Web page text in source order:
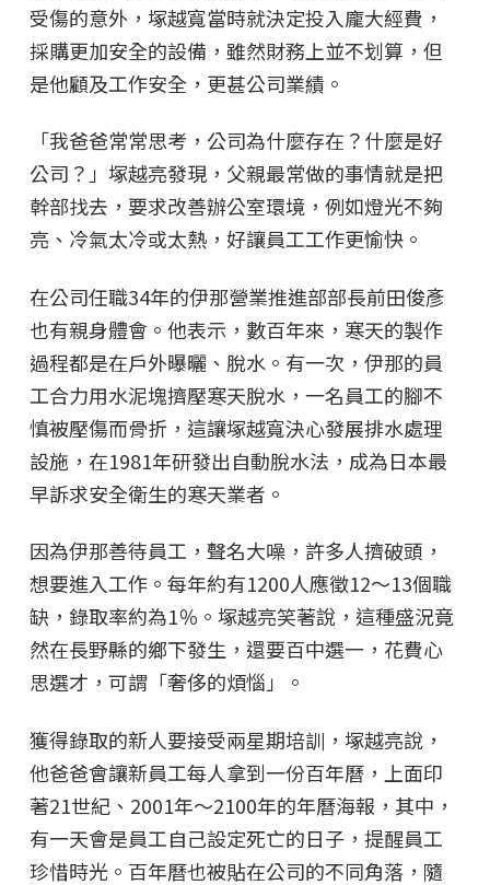
受傷的意外，塚越寬當時就決定投入龐大經費，
採購更加安全的設備，雖然財務上並不划算，但
是他顧及工作安全，更甚公司業績。
「我爸爸常常思考，公司為什麼存在？什麼是好
公司？」塚越亮發現，父親最常做的事情就是把
幹部找去，要求改善辦公室環境，例如燈光不夠
亮、冷氣太冷或太熱，好讓員工工作更愉快。
在公司任職34年的伊那營業推進部部長前田俊彥
也有親身體會。他表示，數百年來，寒天的製作
過程都是在戶外曝曬、脫水。有一次，伊那的員
工合力用水泥塊擠壓寒天脫水，一名員工的腳不
慎被壓傷而骨折，這讓塚越寬決心發展排水處理
設施，在1981年研發出自動脫水法，成為日本最
早訴求安全衛生的寒天業者。
因為伊那善待員工，聲名大噪，許多人擠破頭，
想要進入工作。每年約有1200人應徵12～13個職
缺，錄取率約為1％。塚越亮笑著說，這種盛況竟
然在長野縣的鄉下發生，還要百中選一，花費心
思選才，可謂「奢侈的煩惱」。
獲得錄取的新人要接受兩星期培訓，塚越亮說，
他爸爸會讓新員工每人拿到一份百年曆，上面印
著21世紀、2001年～2100年的年曆海報，其中，
有一天會是員工自己設定死亡的日子，提醒員工
珍惜時光。百年曆也被貼在公司的不同角落，隨